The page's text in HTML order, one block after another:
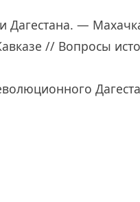
Дагестана. —
// Вопросы